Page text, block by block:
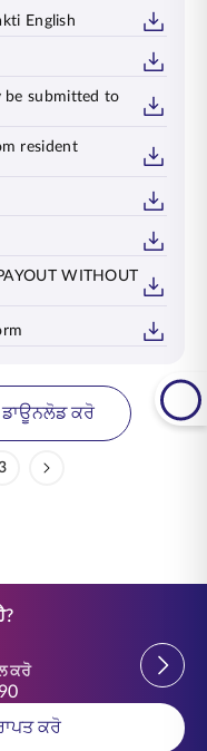
English
be submitted to
resident
WITHOUT
ਕਰੋ
Page
ਕਰੋ
Previous
ਕਰੋ